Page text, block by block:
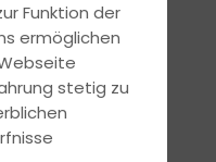
Funktion der
ermöglichen
stetig zu